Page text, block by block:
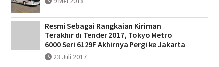
Resmi Sebagai Rangkaian Kiriman
Terakhir di Tender 2017, Tokyo Metro
6000 Seri 6129F Akhirnya Pergi ke Jakarta
23 Juli 2017